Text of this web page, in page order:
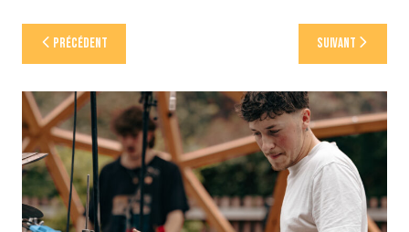
Navigation
de
l’article
Précédent Suivant